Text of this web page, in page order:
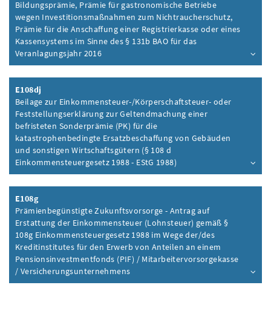
Bildungsprämie, Prämie für gastronomische Betriebe
wegen Investitionsmaßnahmen zum Nichtraucherschutz,
Prämie für die Anschaffung einer Registrierkasse oder eines
Kassensystems im Sinne des § 131b BAO für das
Veranlagungsjahr 2016
Inhalt aufklappen
E108dj
Beilage zur Einkommensteuer-/Körperschaftsteuer- oder
Feststellungserklärung zur Geltendmachung einer
befristeten Sonderprämie (PK) für die
katastrophenbedingte Ersatzbeschaffung von Gebäuden
und sonstigen Wirtschaftsgütern (§ 108 d
Einkommensteuergesetz 1988 - EStG 1988)
Inhalt aufklappen
E108g
Prämienbegünstigte Zukunftsvorsorge - Antrag auf
Erstattung der Einkommensteuer (Lohnsteuer) gemäß §
108g Einkommensteuergesetz 1988 im Wege der/des
Kreditinstitutes für den Erwerb von Anteilen an einem
Pensionsinvestmentfonds (PIF) / Mitarbeitervorsorgekasse
/ Versicherungsunternehmens
Inhalt aufklappen